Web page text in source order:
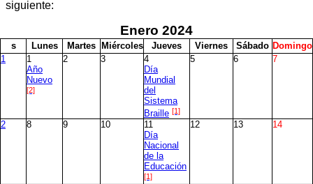
siguiente:
Enero 2024
s Lunes Martes Miércoles Jueves Viernes Sábado Domingo
1
1
Año
Nuevo
[2]
2 3
4
Día
Mundial
del
Sistema
Braille [1]
5 6 7
2 8 9 10
11
Día
Nacional
de la
Educación
[1]
12 13 14